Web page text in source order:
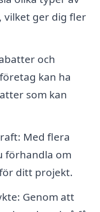
vilket ger dig fler
och
kan ha
som kan
Med flera
förhandla om
ditt projekt.
Genom att